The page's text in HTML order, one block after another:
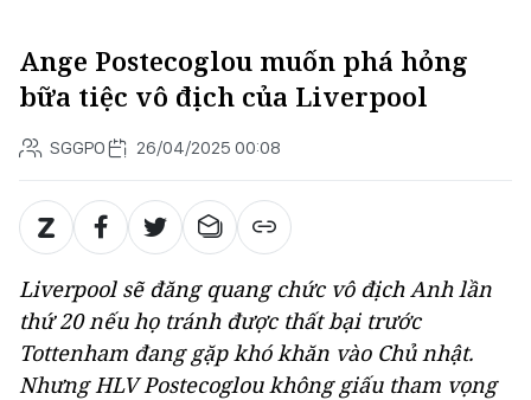
Ange Postecoglou muốn phá hỏng
bữa tiệc vô địch của Liverpool
SGGPO 26/04/2025 00:08
Liverpool sẽ đăng quang chức vô địch Anh lần
thứ 20 nếu họ tránh được thất bại trước
Tottenham đang gặp khó khăn vào Chủ nhật.
Nhưng HLV Postecoglou không giấu tham vọng